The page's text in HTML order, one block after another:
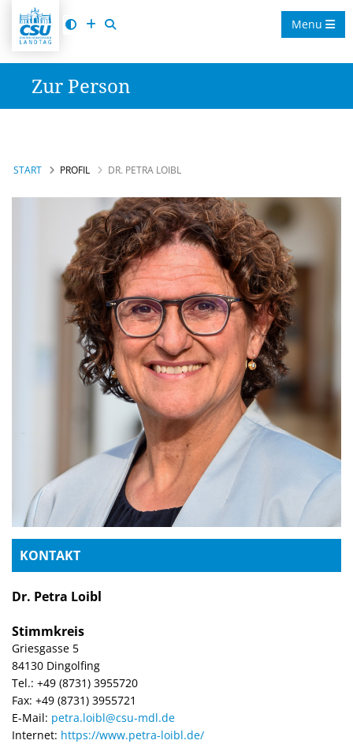
Menu
Zur Person
START PROFIL DR. PETRA LOIBL
KONTAKT
Dr. Petra Loibl
Stimmkreis
Griesgasse 5
84130 Dingolfing
Tel.: +49 (8731) 3955720
Fax: +49 (8731) 3955721
E-Mail: petra.loibl@csu-mdl.de
Internet: https://www.petra-loibl.de/